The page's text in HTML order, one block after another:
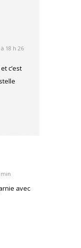
18 h 26
c’est
avec